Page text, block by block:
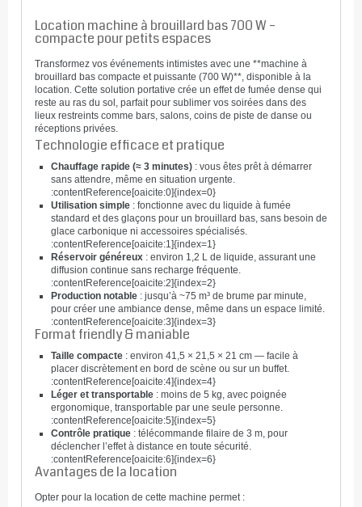
Location machine à brouillard bas 700 W –
compacte pour petits espaces
Transformez vos événements intimistes avec une **machine à
brouillard bas compacte et puissante (700 W)**, disponible à la
location. Cette solution portative crée un effet de fumée dense qui
reste au ras du sol, parfait pour sublimer vos soirées dans des
lieux restreints comme bars, salons, coins de piste de danse ou
réceptions privées.
Technologie efficace et pratique
Chauffage rapide (≈ 3 minutes) : vous êtes prêt à démarrer
sans attendre, même en situation urgente.
:contentReference[oaicite:0]{index=0}
Utilisation simple : fonctionne avec du liquide à fumée
standard et des glaçons pour un brouillard bas, sans besoin de
glace carbonique ni accessoires spécialisés.
:contentReference[oaicite:1]{index=1}
Réservoir généreux : environ 1,2 L de liquide, assurant une
diffusion continue sans recharge fréquente.
:contentReference[oaicite:2]{index=2}
Production notable : jusqu’à ~75 m³ de brume par minute,
pour créer une ambiance dense, même dans un espace limité.
:contentReference[oaicite:3]{index=3}
Format friendly & maniable
Taille compacte : environ 41,5 × 21,5 × 21 cm — facile à
placer discrètement en bord de scène ou sur un buffet.
:contentReference[oaicite:4]{index=4}
Léger et transportable : moins de 5 kg, avec poignée
ergonomique, transportable par une seule personne.
:contentReference[oaicite:5]{index=5}
Contrôle pratique : télécommande filaire de 3 m, pour
déclencher l’effet à distance en toute sécurité.
:contentReference[oaicite:6]{index=6}
Avantages de la location
Opter pour la location de cette machine permet :